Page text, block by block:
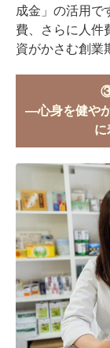
成金」の活用で
費、さらに人件
資がかさむ創業
③
―心身を健や